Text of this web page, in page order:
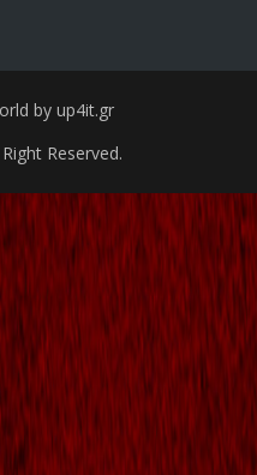
by up4it.gr
Reserved.